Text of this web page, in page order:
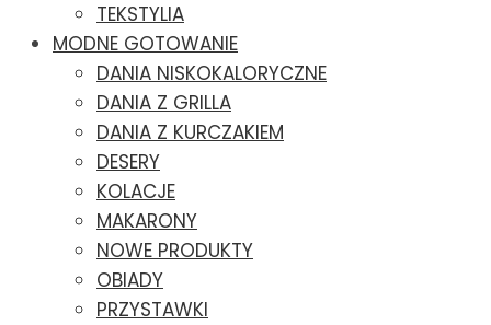
TEKSTYLIA
MODNE GOTOWANIE
DANIA NISKOKALORYCZNE
DANIA Z GRILLA
DANIA Z KURCZAKIEM
DESERY
KOLACJE
MAKARONY
NOWE PRODUKTY
OBIADY
PRZYSTAWKI